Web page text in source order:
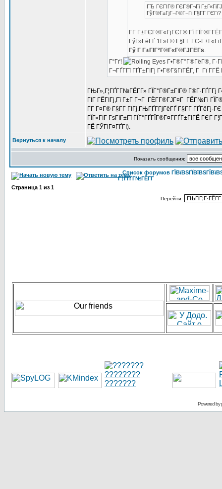
ГЂ ГЄГІГ® ГЄГ®Г¬Гі
ГўГ®Г±ГјГ¬Г®Г¬Гі Г§Г­Г
Г­Г Г±ГЄГ®Г«ГјГЄГ® Гї
ГўГ»ГёГҐ 1Г»Г© Г§Г­Г ГЄ-
Гў Г Г±ГІГ°Г®Г«Г®ГЈГЁГѕ.
Г“Гґ!
Г•Г®Г°Г®ГёГ®,
Г¬ГҐГ­Гї ГҐГ±ГІГј Г•Г®Г§ГїГЁГ­, Г Гї
ГЊГ»,Г¦ГҐГ­Г№ГЁГ­Г» ГЇГ°Г®Г±ГІГ® Г®Г·ГҐГ­Гј
ГІГ ГЁГІГј,Гї Г±Г Г¬Г ГЁГ­Г®ГЈГ¤Г ГЁГ№Гі
Г­Г Г¤Г® Г§Г­Г ГІГј.ГЊГҐГ­ГјГёГҐ Г§Г­Г ГҐГёГј-
ГЇГ»ГІГ ГѕГІГ±Гї ГЇГ°ГҐГЇГ®Г¤Г­ГҐГ±ГІГЁ ГЄГ
ГЁ ГЎГіГ¤ГҐГІ).
Вернуться к началу
Показать сообщения:
Список форумов
Г†ГҐГ­Г№ГЁГ­Г
Страница 1 из 1
Перейти:
Powered by